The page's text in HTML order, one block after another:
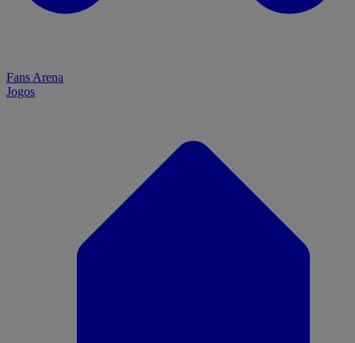
Fans Arena
Jogos